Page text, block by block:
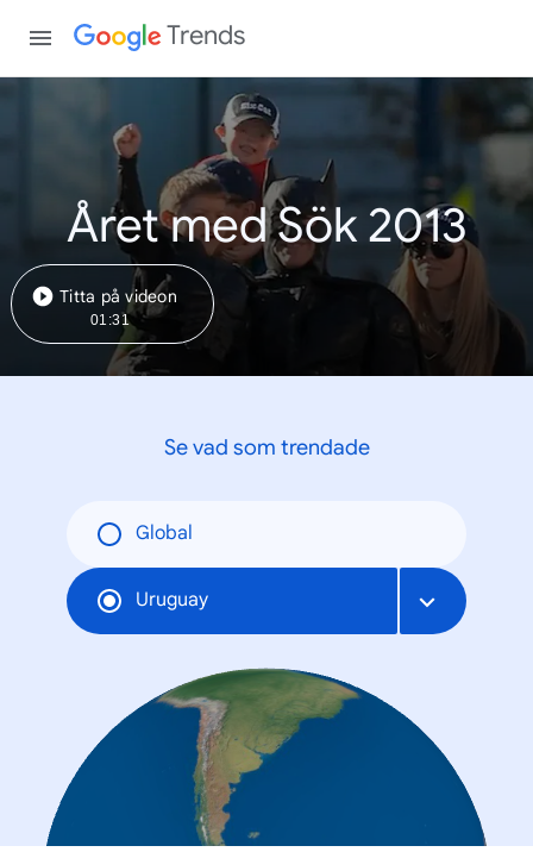
Trends
Året med Sök 2013
Titta på videon
01:31
Se vad som trendade
Global
Uruguay